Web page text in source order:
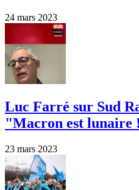
24 mars 2023
Luc Farré sur Sud
"Macron est lunaire
23 mars 2023